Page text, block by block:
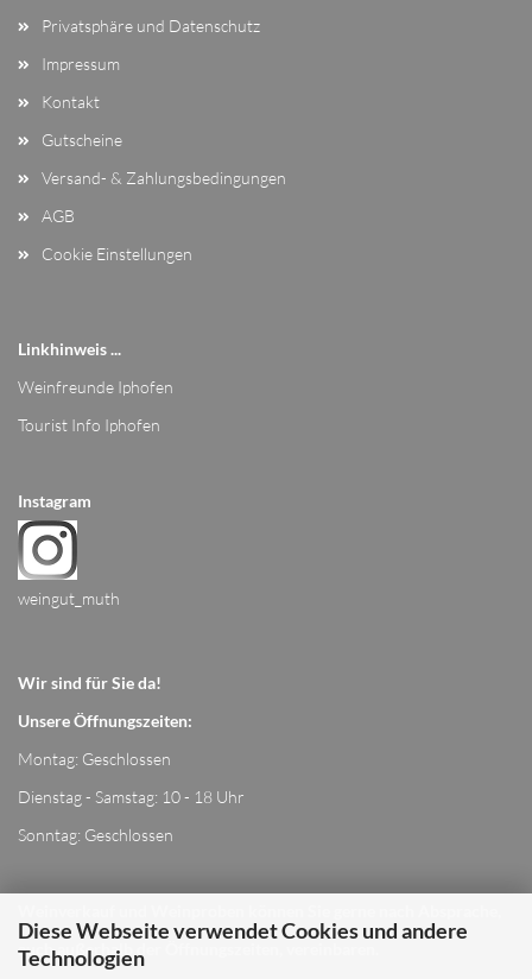
Diese Webseite verwendet Cookies und andere
Technologien
Privatsphäre und Datenschutz
Impressum
Kontakt
Gutscheine
Versand- & Zahlungsbedingungen
AGB
Cookie Einstellungen
Linkhinweis ...
Weinfreunde Iphofen
Tourist Info Iphofen
Instagram
weingut_muth
Wir sind für Sie da!
Unsere Öffnungszeiten:
Montag: Geschlossen
Dienstag - Samstag: 10 - 18 Uhr
Sonntag: Geschlossen
auch außerhalb der Öffnungszeiten, vereinbaren.